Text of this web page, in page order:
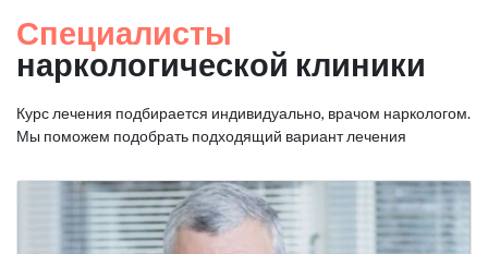
Специалисты
наркологической клиники
Курс лечения подбирается индивидуально, врачом наркологом.
Мы поможем подобрать подходящий вариант лечения